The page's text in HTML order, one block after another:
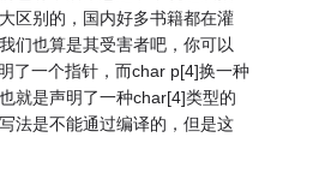
区别的，国内好多书籍都在灌
们也算是其受害者吧，你可以
了一个指针，而char p[4]换一种
就是声明了一种char[4]类型的
法是不能通过编译的，但是这